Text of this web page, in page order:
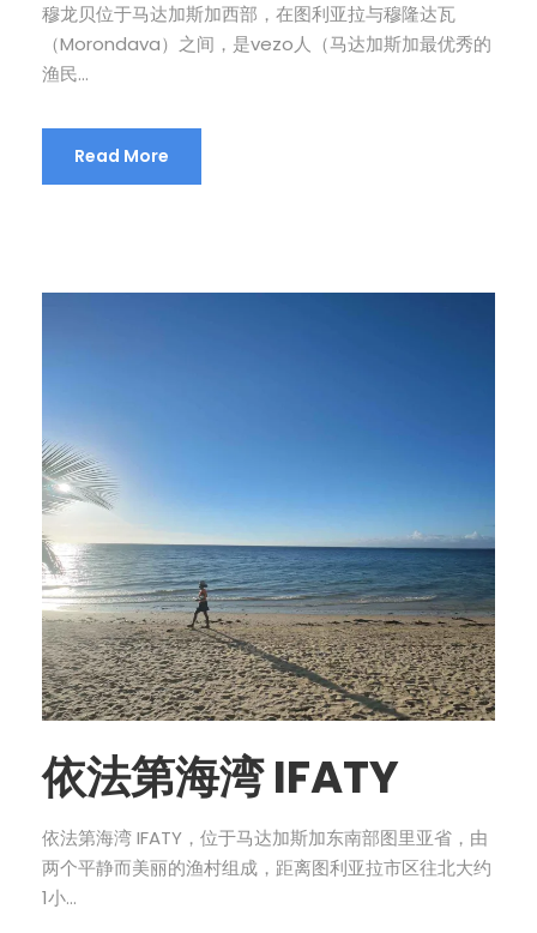
穆龙贝位于马达加斯加西部，在图利亚拉与穆隆达瓦
（Morondava）之间，是vezo人（马达加斯加最优秀的
渔民...
Read More
依法第海湾 IFATY
依法第海湾 IFATY，位于马达加斯加东南部图里亚省，由
两个平静而美丽的渔村组成，距离图利亚拉市区往北大约
1小...